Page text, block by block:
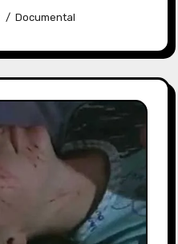
Documental